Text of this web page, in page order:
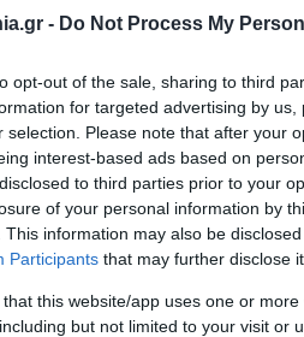
- Do Not Process My
opt-out of the sale, sharing to third
for targeted advertising by
selection. Please note that after your
interest-based ads based on
to third parties prior to your
of your personal information by
This information may also be
Participants that may further disclose
that this website/app uses one or
but not limited to your visit or
Το δεύτερο τετ α
καρποφόρησε,